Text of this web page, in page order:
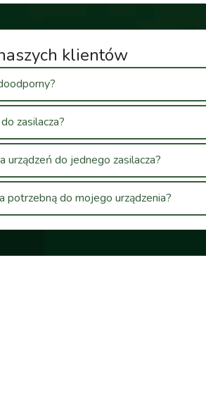
klientów
zasilacza?
urządzeń do jednego zasilacza?
potrzebną do mojego urządzenia?